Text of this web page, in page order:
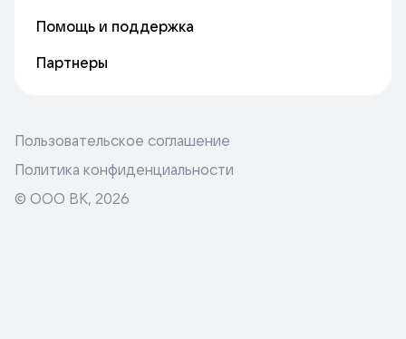
Помощь и поддержка
Партнеры
Пользовательское соглашение
Политика конфиденциальности
© ООО ВК, 2026